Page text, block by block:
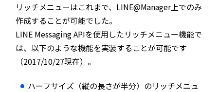
リッチメニューはこれまで、LINE@Manager上でのみ
作成することが可能でした。
LINE Messaging APIを使用したリッチメニュー機能で
は、以下のような機能を実装することが可能です
（2017/10/27現在）。
ハーフサイズ（縦の長さが半分）のリッチメニュ